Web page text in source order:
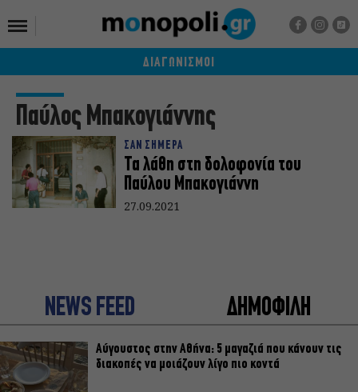
ΔΙΑΓΩΝΙΣΜΟΙ
Παύλος Μπακογιάννης
ΣΑΝ ΣΗΜΕΡΑ
Τα λάθη στη δολοφονία του
Παύλου Μπακογιάννη
27.09.2021
NEWS FEED ΔΗΜΟΦΙΛΗ
Αύγουστος στην Αθήνα: 5 μαγαζιά που κάνουν τις
διακοπές να μοιάζουν λίγο πιο κοντά